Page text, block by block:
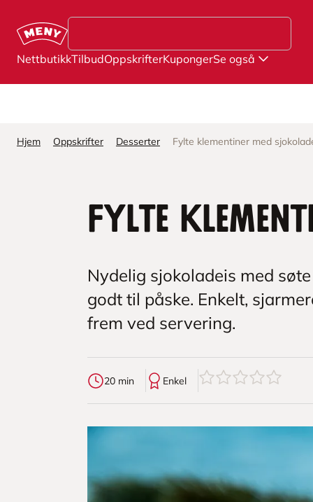
NettbutikkTilbudOppskrifterKupongerSe også
Hjem Oppskrifter Desserter Fylte klementiner med
Fylte
Nydelig sjokoladeis med
godt til påske. Enkelt,
frem ved servering.
20 min Enkel 0av5stjerner